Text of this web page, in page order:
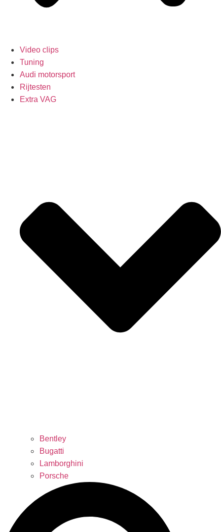
Video clips
Tuning
Audi motorsport
Rijtesten
Extra VAG
Bentley
Bugatti
Lamborghini
Porsche